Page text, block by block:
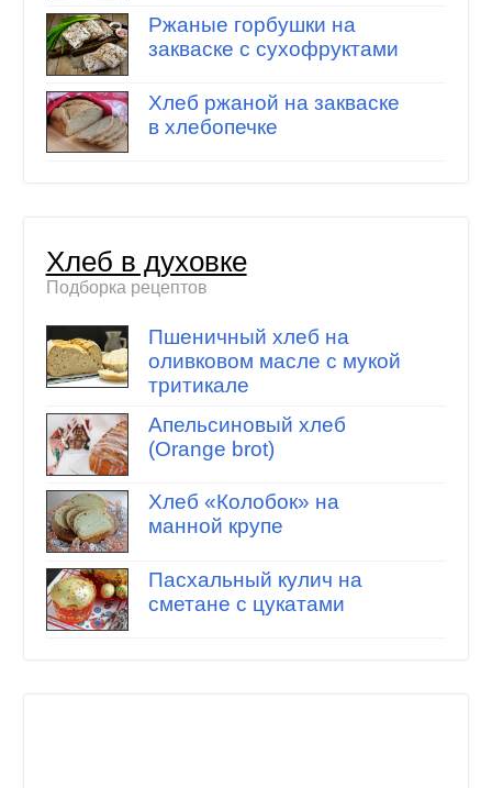
Ржаные горбушки на
закваске с сухофруктами
Хлеб ржаной на закваске
в хлебопечке
Хлеб в духовке
Подборка рецептов
Пшеничный хлеб на
оливковом масле с мукой
тритикале
Апельсиновый хлеб
(Orange brot)
Хлеб «Колобок» на
манной крупе
Пасхальный кулич на
сметане с цукатами